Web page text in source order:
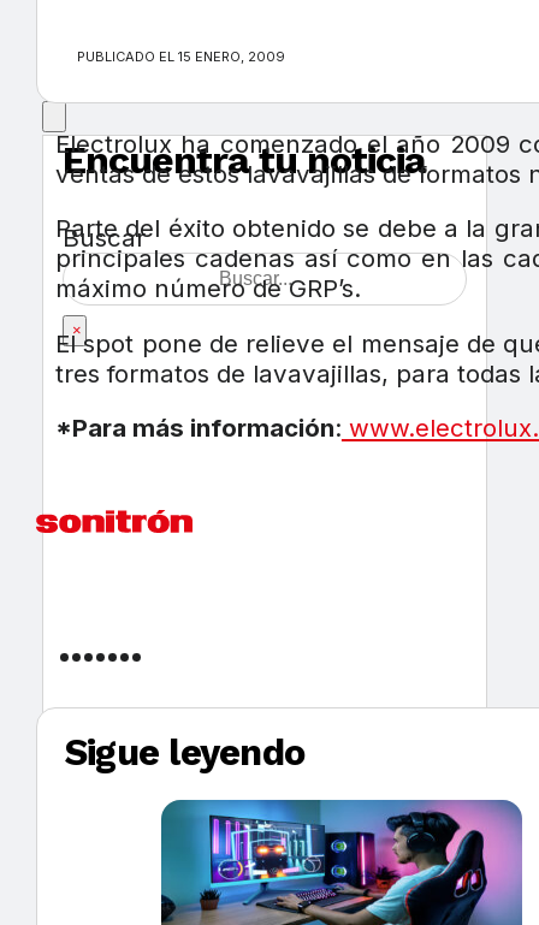
Encuentra tu noticia
Buscar
×
PUBLICADO EL 15 ENERO, 2009
Electrolux ha comenzado el año 2009
ventas de estos lavavajillas de
Parte del éxito obtenido se debe a la
principales cadenas así como en las
máximo número de GRP’s.
El spot pone de relieve el mensaje de
tres formatos de lavavajillas, para todas
*Para más información:
Sigue leyendo